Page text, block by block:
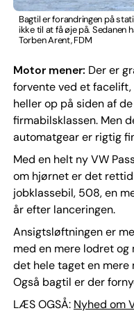
Bagtil er forandringen på
ikke til at få øje på. Sedanen
Torben Arent, FDM
Motor mener: Der er
forvente ved et
heller op på siden af
firmabilsklassen. Men
automatgear er rigtig
Med en helt ny VW
om hjørnet er det
jobklassebil, 508, en
år efter lanceringen.
Ansigtsløftningen er
med en mere lodret og
det hele taget en
Også bagtil er der
LÆS OGSÅ: Nyhed om